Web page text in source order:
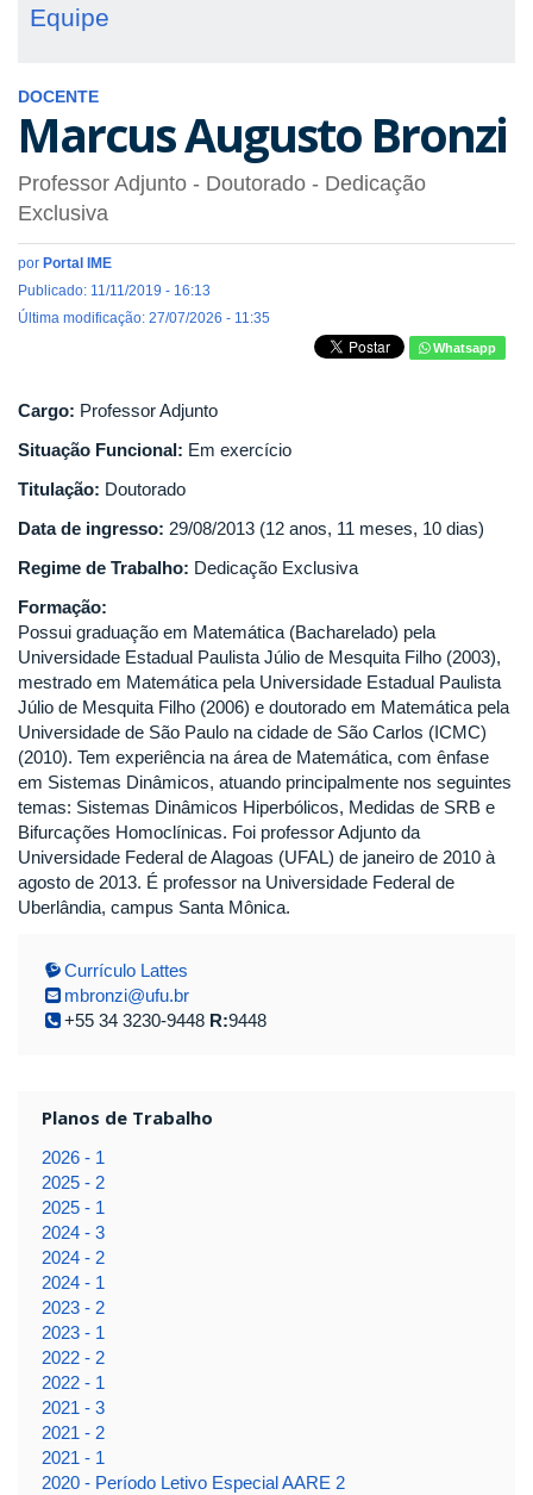
Equipe
DOCENTE
Marcus Augusto Bronzi
Professor Adjunto - Doutorado - Dedicação
Exclusiva
por Portal IME
Publicado: 11/11/2019 - 16:13
Última modificação: 27/07/2026 - 11:35
Whatsapp
Cargo: Professor Adjunto
Situação Funcional: Em exercício
Titulação: Doutorado
Data de ingresso: 29/08/2013 (12 anos, 11 meses, 10 dias)
Regime de Trabalho: Dedicação Exclusiva
Formação:
Possui graduação em Matemática (Bacharelado) pela
Universidade Estadual Paulista Júlio de Mesquita Filho (2003),
mestrado em Matemática pela Universidade Estadual Paulista
Júlio de Mesquita Filho (2006) e doutorado em Matemática pela
Universidade de São Paulo na cidade de São Carlos (ICMC)
(2010). Tem experiência na área de Matemática, com ênfase
em Sistemas Dinâmicos, atuando principalmente nos seguintes
temas: Sistemas Dinâmicos Hiperbólicos, Medidas de SRB e
Bifurcações Homoclínicas. Foi professor Adjunto da
Universidade Federal de Alagoas (UFAL) de janeiro de 2010 à
agosto de 2013. É professor na Universidade Federal de
Uberlândia, campus Santa Mônica.
Currículo Lattes
mbronzi@ufu.br
+55 34 3230-9448 R:9448
Planos de Trabalho
2026 - 1
2025 - 2
2025 - 1
2024 - 3
2024 - 2
2024 - 1
2023 - 2
2023 - 1
2022 - 2
2022 - 1
2021 - 3
2021 - 2
2021 - 1
2020 - Período Letivo Especial AARE 2